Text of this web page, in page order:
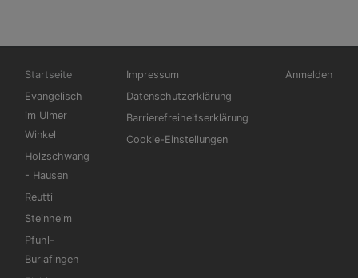
Hauptnavigation
Startseite
Evangelisch
im Ulmer
Winkel
Holzschwang
- Hausen
Reutti
Steinheim
Pfuhl-
Burlafingen
Fußbereichsmenü
Impressum
Datenschutzerklärung
Barrierefreiheitserklärung
Cookie-Einstellungen
Anmelden